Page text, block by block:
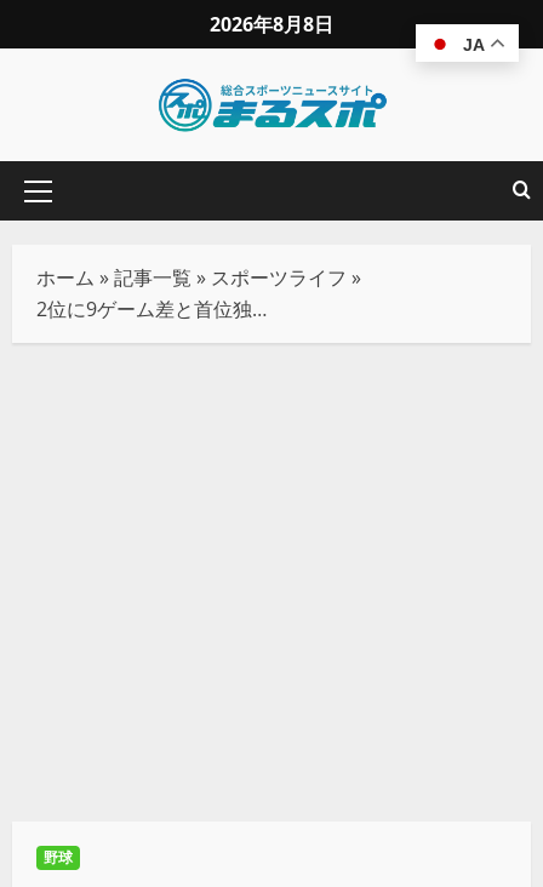
2026年8月8日
ホーム »記事一覧 » スポーツライフ »
2位に9ゲーム差と首位独走の阪神 打撃陣を牽引する佐藤輝明と中野拓夢を解説陣も絶賛
野球
JA